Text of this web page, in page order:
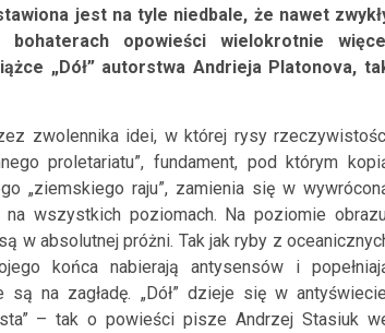
jest na tyle niedbale, że nawet
bohaterach opowieści wielokrotnie
„Dół” autorstwa Andrieja Platonova,
zwolennika idei, w której rysy
proletariatu”, fundament, pod którym
„ziemskiego raju”, zamienia się w
wszystkich poziomach. Na poziomie
w absolutnej próżni. Tak jak ryby z
końca nabierają antysensów i
na zagładę. „Dół” dzieje się w
– tak o powieści pisze Andrzej Stasiuk